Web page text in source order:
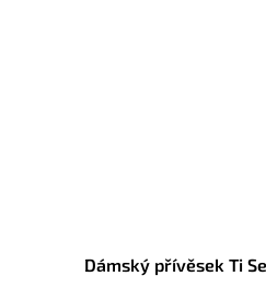
Dámský přívěsek Ti